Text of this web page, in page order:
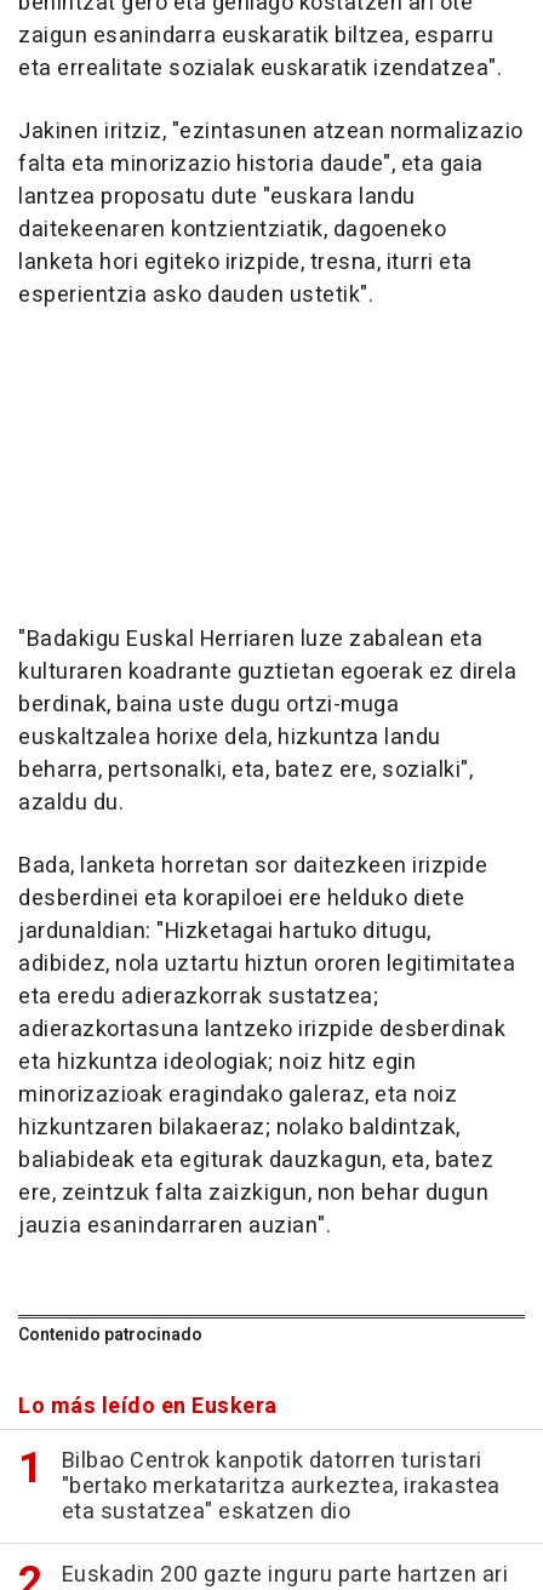
zaigun esanindarra euskaratik biltzea, esparru
eta errealitate sozialak euskaratik izendatzea".
Jakinen iritziz, "ezintasunen atzean normalizazio
falta eta minorizazio historia daude", eta gaia
lantzea proposatu dute "euskara landu
daitekeenaren kontzientziatik, dagoeneko
lanketa hori egiteko irizpide, tresna, iturri eta
esperientzia asko dauden ustetik".
"Badakigu Euskal Herriaren luze zabalean eta
kulturaren koadrante guztietan egoerak ez direla
berdinak, baina uste dugu ortzi-muga
euskaltzalea horixe dela, hizkuntza landu
beharra, pertsonalki, eta, batez ere, sozialki",
azaldu du.
Bada, lanketa horretan sor daitezkeen irizpide
desberdinei eta korapiloei ere helduko diete
jardunaldian: "Hizketagai hartuko ditugu,
adibidez, nola uztartu hiztun ororen legitimitatea
eta eredu adierazkorrak sustatzea;
adierazkortasuna lantzeko irizpide desberdinak
eta hizkuntza ideologiak; noiz hitz egin
minorizazioak eragindako galeraz, eta noiz
hizkuntzaren bilakaeraz; nolako baldintzak,
baliabideak eta egiturak dauzkagun, eta, batez
ere, zeintzuk falta zaizkigun, non behar dugun
jauzia esanindarraren auzian".
Contenido patrocinado
Lo más leído en Euskera
Bilbao Centrok kanpotik datorren turistari
"bertako merkataritza aurkeztea, irakastea
eta sustatzea" eskatzen dio
Euskadin 200 gazte inguru parte hartzen ari